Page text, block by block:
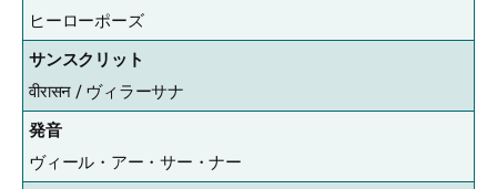
ヒーローポーズ
サンスクリット
वीरासन / ヴィラーサナ
発音
ヴィール・アー・サー・ナー